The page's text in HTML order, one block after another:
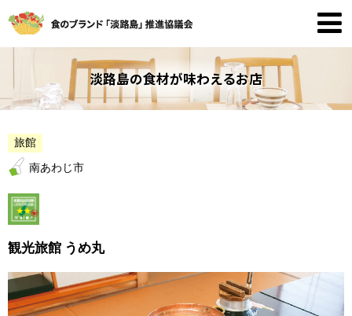
淡路島の食材が味わえるお店
旅館
南あわじ市
観光旅館 うめ丸